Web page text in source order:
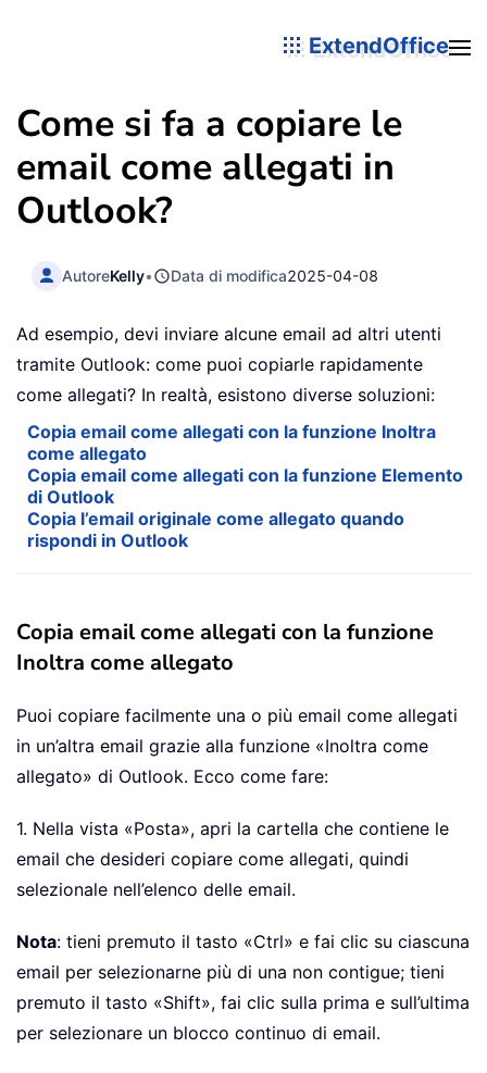
ExtendOffice
Come si fa a copiare le
email come allegati in
Outlook?
AutoreKelly• Data di modifica2025-04-08
Ad esempio, devi inviare alcune email ad altri utenti
tramite Outlook: come puoi copiarle rapidamente
come allegati? In realtà, esistono diverse soluzioni:
Copia email come allegati con la funzione Inoltra
come allegato
Copia email come allegati con la funzione Elemento
di Outlook
Copia l’email originale come allegato quando
rispondi in Outlook
Copia email come allegati con la funzione
Inoltra come allegato
Puoi copiare facilmente una o più email come allegati
in un’altra email grazie alla funzione «Inoltra come
allegato» di Outlook. Ecco come fare:
1. Nella vista «Posta», apri la cartella che contiene le
email che desideri copiare come allegati, quindi
selezionale nell’elenco delle email.
Nota: tieni premuto il tasto «Ctrl» e fai clic su ciascuna
email per selezionarne più di una non contigue; tieni
premuto il tasto «Shift», fai clic sulla prima e sull’ultima
per selezionare un blocco continuo di email.